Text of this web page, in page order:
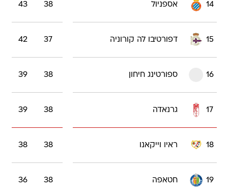
14 אספניול 38
43
15 דפורטיבו לה קורוניה 37
42
16 ספורטינג חיחון 38
39
17 גרנאדה 38
39
18 ראיו וייקאנו 38
38
19 חטאפה 38
36